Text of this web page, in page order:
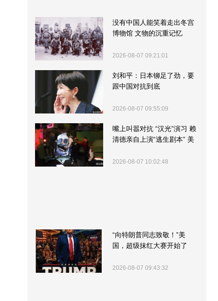
没有中国人能笑着走出冬宫
博物馆 文物的沉重记忆
2026-08-07 09:21:01
刘和平：日本铆足了劲，要
跟中国对抗到底
2026-08-07 09:55:09
嘴上叫嚣对抗 “汉光”演习 赖
清德亲自上演“逃生剧本” 美
2026-08-07 10:02:48
“向特朗普同志致敬！”美
国，超级抹红大赛开始了
2026-08-07 09:43:32